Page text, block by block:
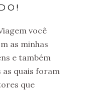
você
as minhas
e também
as quais foram
que